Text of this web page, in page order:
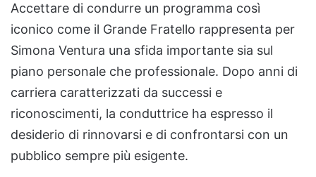
Accettare di condurre un programma così
iconico come il Grande Fratello rappresenta per
Simona Ventura una sfida importante sia sul
piano personale che professionale. Dopo anni di
carriera caratterizzati da successi e
riconoscimenti, la conduttrice ha espresso il
desiderio di rinnovarsi e di confrontarsi con un
pubblico sempre più esigente.